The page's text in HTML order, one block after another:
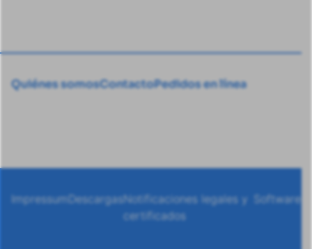
Quiénes somosContactoPedidos en línea
Impressum DescargasNotificaciones legales y
certificados
Software